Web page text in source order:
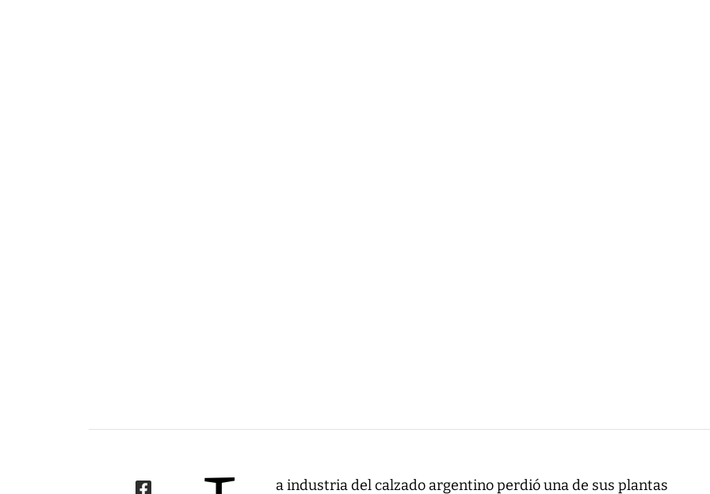
a industria del calzado argentino perdió una de sus plantas